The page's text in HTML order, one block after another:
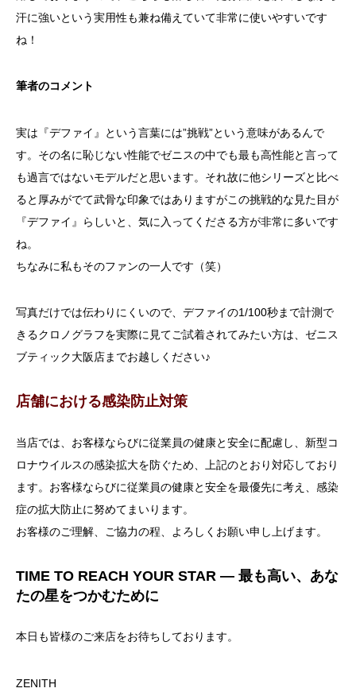
汗に強いという実用性も兼ね備えていて非常に使いやすいです
ね！
筆者のコメント
実は『デファイ』という言葉には”挑戦”という意味があるんで
す。その名に恥じない性能でゼニスの中でも最も高性能と言って
も過言ではないモデルだと思います。それ故に他シリーズと比べ
ると厚みがでて武骨な印象ではありますがこの挑戦的な見た目が
『デファイ』らしいと、気に入ってくださる方が非常に多いです
ね。
ちなみに私もそのファンの一人です（笑）
写真だけでは伝わりにくいので、デファイの1/100秒まで計測で
きるクロノグラフを実際に見てご試着されてみたい方は、ゼニス
ブティック大阪店までお越しください♪
店舗における感染防止対策
当店では、お客様ならびに従業員の健康と安全に配慮し、新型コ
ロナウイルスの感染拡大を防ぐため、上記のとおり対応しており
ます。お客様ならびに従業員の健康と安全を最優先に考え、感染
症の拡大防止に努めてまいります。
お客様のご理解、ご協力の程、よろしくお願い申し上げます。
TIME TO REACH YOUR STAR ― 最も高い、あな
たの星をつかむために
本日も皆様のご来店をお待ちしております。
ZENITH